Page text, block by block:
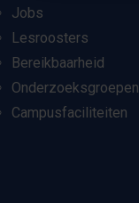
Jobs
Lesroosters
Bereikbaarheid
Onderzoeksgroepen
Campusfaciliteiten